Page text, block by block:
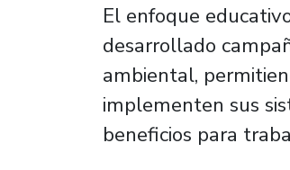
El enfoque
desarrollado
ambiental,
implementen sus
beneficios para